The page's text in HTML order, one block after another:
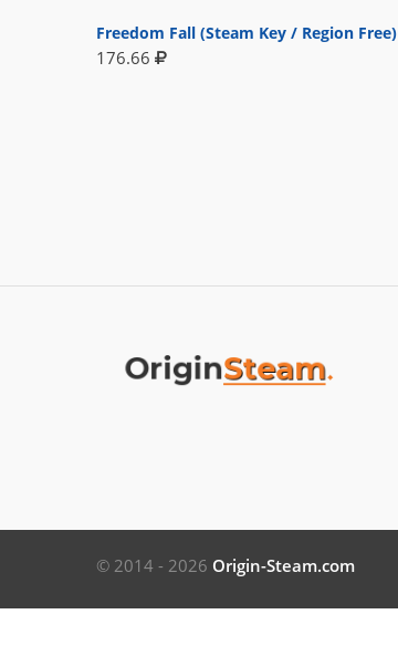
Freedom Fall (Steam Key / Region Free)
176.66
© 2014 - 2026 Origin-Steam.com